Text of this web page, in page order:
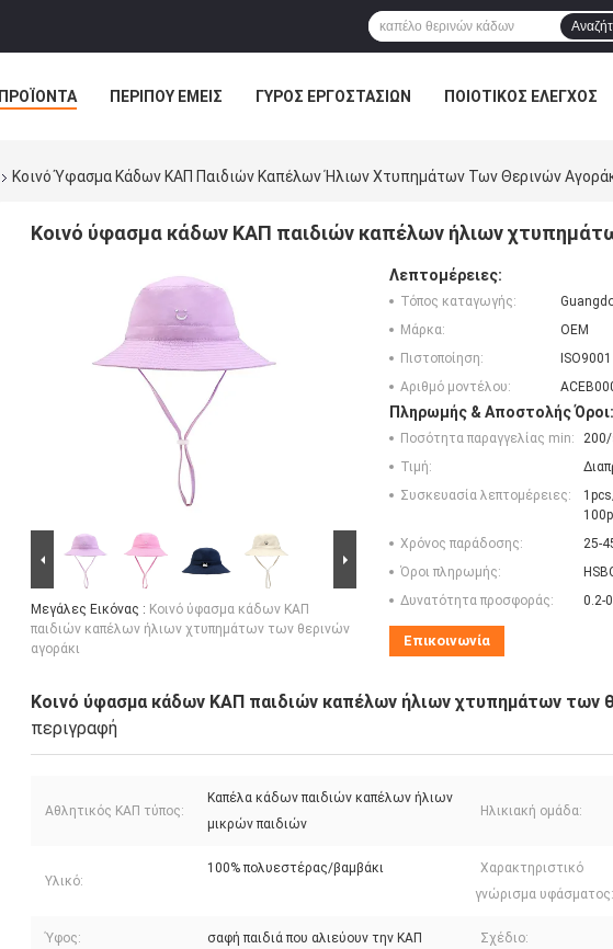
ΠΡΟΪΌΝΤΑ ΠΕΡΊΠΟΥ ΕΜΕΊΣ ΓΎΡΟΣ ΕΡΓΟΣΤΑΣΊΩΝ ΠΟΙΟΤΙΚΌΣ ΈΛΕΓΧΟΣ
Κοινό Ύφασμα Κάδων ΚΑΠ Παιδιών Καπέλων Ήλιων Χτυπημάτων Των Θερινών
Κοινό ύφασμα κάδων ΚΑΠ παιδιών καπέλων ήλιων
Μεγάλες Εικόνας : Κοινό ύφασμα κάδων ΚΑΠ
παιδιών καπέλων ήλιων χτυπημάτων των θερινών
αγοράκι
Λεπτομέρειες:
Τόπος καταγωγής:
Μάρκα:
OEM
Πιστοποίηση:
ISO9001
Αριθμό μοντέλου:
Πληρωμής & Αποστολής Όροι:
Ποσότητα παραγγελίας min:
Τιμή:
Συσκευασία λεπτομέρειες:
Χρόνος παράδοσης:
25-
Όροι πληρωμής:
Δυνατότητα προσφοράς:
0.2-
Επικοινωνία
Κοινό ύφασμα κάδων ΚΑΠ παιδιών καπέλων ήλιων χτυπημάτων των
περιγραφή
Αθλητικός ΚΑΠ τύπος:
Καπέλα κάδων παιδιών καπέλων ήλιων
μικρών παιδιών
Ηλικιακή ομάδα:
Υλικό:
100% πολυεστέρας/βαμβάκι
Χαρακτηριστικό
γνώρισμα υφάσματος:
Ύφος: σαφή παιδιά που αλιεύουν την ΚΑΠ Σχέδιο: